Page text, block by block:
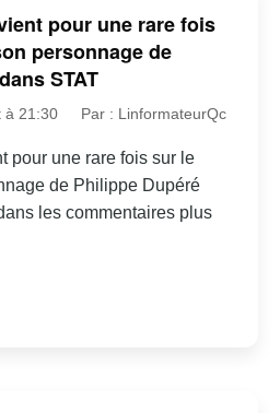
pour une rare fois
personnage de
STAT
à 21:30 Par : LinformateurQc
pour une rare fois sur le
de Philippe Dupéré
les commentaires plus